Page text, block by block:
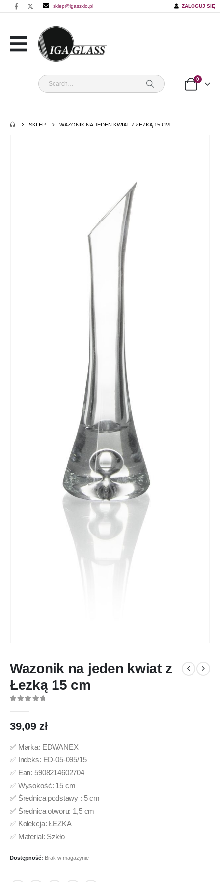
sklep@igaszklo.pl ZALOGUJ SIĘ
0
SKLEP WAZONIK NA JEDEN KWIAT Z ŁEZKĄ 15 CM
Wazonik na jeden kwiat z
Łezką 15 cm
39,09 zł
✅ Marka: EDWANEX
✅ Indeks: ED-05-095/15
✅ Ean: 5908214602704
✅ Wysokość: 15 cm
✅ Średnica podstawy : 5 cm
✅ Średnica otworu: 1,5 cm
✅ Kolekcja: ŁEZKA
✅ Materiał: Szkło
Dostępność: Brak w magazynie